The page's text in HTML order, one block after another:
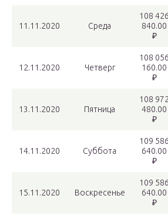
11.11.2020 Среда
108 426
840.00
₽
12.11.2020 Четверг
108 056
160.00
₽
13.11.2020 Пятница
108 972
480.00
₽
14.11.2020 Суббота
109 586
640.00
₽
15.11.2020 Воскресенье
109 586
640.00
₽